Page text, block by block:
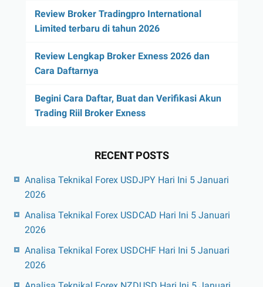
Review Broker Tradingpro International
Limited terbaru di tahun 2026
Review Lengkap Broker Exness 2026 dan
Cara Daftarnya
Begini Cara Daftar, Buat dan Verifikasi Akun
Trading Riil Broker Exness
RECENT POSTS
Analisa Teknikal Forex USDJPY Hari Ini 5 Januari
2026
Analisa Teknikal Forex USDCAD Hari Ini 5 Januari
2026
Analisa Teknikal Forex USDCHF Hari Ini 5 Januari
2026